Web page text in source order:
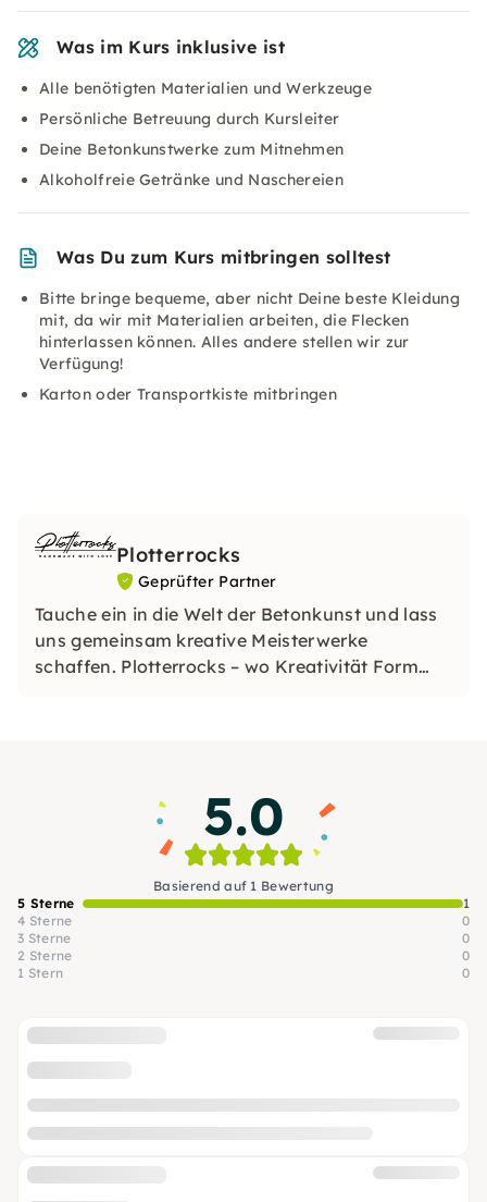
Was im Kurs inklusive ist
Alle benötigten Materialien und Werkzeuge
Persönliche Betreuung durch Kursleiter
Deine Betonkunstwerke zum Mitnehmen
Alkoholfreie Getränke und Naschereien
Was Du zum Kurs mitbringen solltest
Bitte bringe bequeme, aber nicht Deine beste Kleidung
mit, da wir mit Materialien arbeiten, die Flecken
hinterlassen können. Alles andere stellen wir zur
Verfügung!
Karton oder Transportkiste mitbringen
Plotterrocks
Geprüfter Partner
Tauche ein in die Welt der Betonkunst und lass
uns gemeinsam kreative Meisterwerke
schaffen. Plotterrocks – wo Kreativität Form
5.0
Basierend auf 1 Bewertung
5 Sterne
1
4 Sterne
0
3 Sterne
0
2 Sterne
0
1 Stern
0